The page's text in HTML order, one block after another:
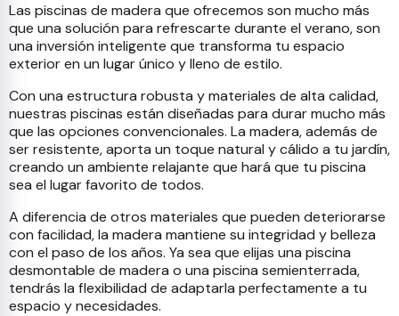
Las piscinas de madera que ofrecemos son mucho más
que una solución para refrescarte durante el verano, son
una inversión inteligente que transforma tu espacio
exterior en un lugar único y lleno de estilo.
Con una estructura robusta y materiales de alta calidad,
nuestras piscinas están diseñadas para durar mucho más
que las opciones convencionales. La madera, además de
ser resistente, aporta un toque natural y cálido a tu jardín,
creando un ambiente relajante que hará que tu piscina
sea el lugar favorito de todos.
A diferencia de otros materiales que pueden deteriorarse
con facilidad, la madera mantiene su integridad y belleza
con el paso de los años. Ya sea que elijas una piscina
desmontable de madera o una piscina semienterrada,
tendrás la flexibilidad de adaptarla perfectamente a tu
espacio y necesidades.